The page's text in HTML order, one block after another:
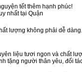
tết thêm hạnh phúc!
nhất tại Quận
lượng không phải dễ
liệu tươi ngon và chất
tặng người thân yêu, đối